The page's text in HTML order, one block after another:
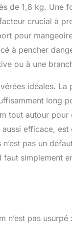
de 1,8 kg. Une
crucial à
pour
à pencher
ou à une
idéales.
long
tout autour
efficace,
pas un
simplement
n’est pas